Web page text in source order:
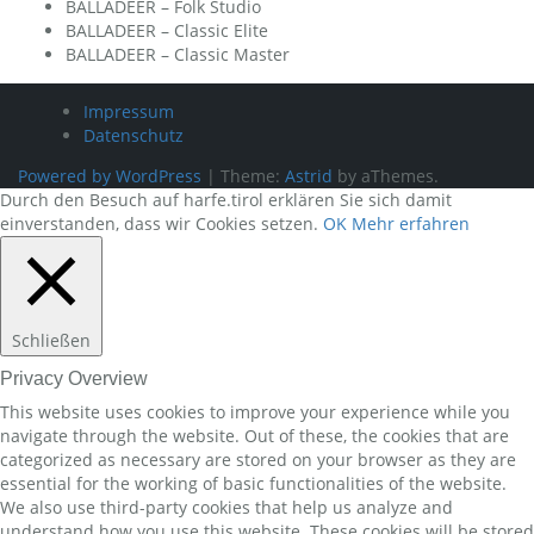
BALLADEER – Folk Studio
BALLADEER – Classic Elite
BALLADEER – Classic Master
Impressum
Datenschutz
Powered by WordPress | Theme: Astrid by aThemes.
Durch den Besuch auf harfe.tirol erklären Sie sich damit
einverstanden, dass wir Cookies setzen. OK Mehr erfahren
Schließen
Privacy Overview
This website uses cookies to improve your experience while you
navigate through the website. Out of these, the cookies that are
categorized as necessary are stored on your browser as they are
essential for the working of basic functionalities of the website.
We also use third-party cookies that help us analyze and